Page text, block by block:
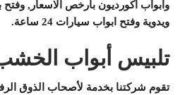
وابواب اكورديون بارخص الاسعار, وفتح
ويدوية وفتح ابواب سيارات 24 ساعة.
تلبيس أبواب
تقوم شركتنا بخدمة لأصحاب الذوق